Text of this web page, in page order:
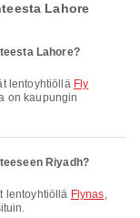
Lahore
Lahore?
lentoyhtiöllä Fly
on kaupungin
Riyadh?
lentoyhtiöllä Flynas,